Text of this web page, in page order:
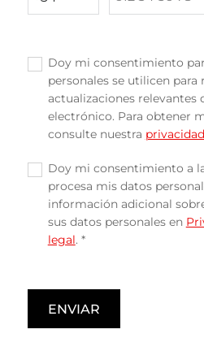
P.I. Los Olivares, Calle Escañuela,
Spain
953968696
Carrer de les Tines, 26 nave 5,
Bages, Barcelona, Spain
937399251
leads@maas.es
Barcelona, Spain
937399251
leads@maas.es
Doy mi consentimiento
personales se utilicen para
actualizaciones relevantes
electrónico. Para obtener
consulte nuestra
Doy mi consentimiento a
procesa mis datos
información adicional
sus datos personales en
legal. *
ENVIAR